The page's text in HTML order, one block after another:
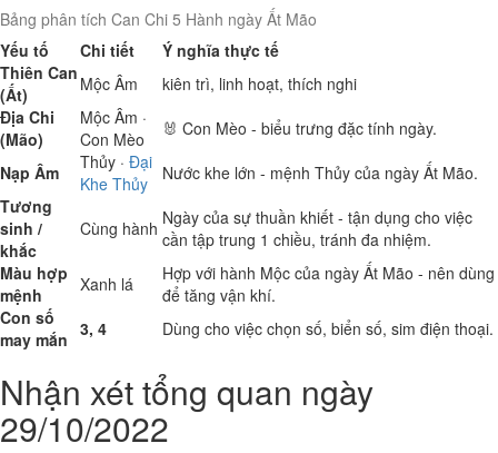
Bảng phân tích Can Chi 5 Hành ngày Ất Mão
Yếu tố
Chi tiết
Ý nghĩa thực tế
Thiên Can
(Ất)
Mộc Âm
kiên trì, linh hoạt, thích nghi
Địa Chi
(Mão)
Mộc Âm ·
Con Mèo
🐰 Con Mèo - biểu trưng đặc tính ngày.
Nạp Âm
Thủy · Đại
Khe Thủy
Nước khe lớn - mệnh Thủy của ngày Ất Mão.
Tương
sinh /
khắc
Cùng hành Ngày của sự thuần khiết - tận dụng cho việc
cần tập trung 1 chiều, tránh đa nhiệm.
Màu hợp
mệnh
Xanh lá
Hợp với hành Mộc của ngày Ất Mão - nên dùng
để tăng vận khí.
Con số
may mắn 3, 4 Dùng cho việc chọn số, biển số, sim điện thoại.
Nhận xét tổng quan ngày
29/10/2022